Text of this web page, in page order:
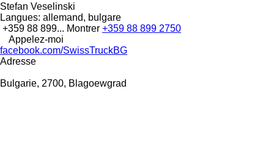
Stefan Veselinski
Langues: allemand, bulgare
+359 88 899... Montrer +359 88 899 2750
Appelez-moi
facebook.com/SwissTruckBG
Adresse
Bulgarie, 2700, Blagoewgrad